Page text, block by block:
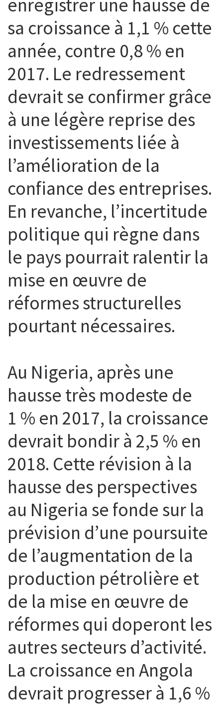
enregistrer une hausse de
sa croissance à 1,1 % cette
année, contre 0,8 % en
2017. Le redressement
devrait se confirmer grâce
à une légère reprise des
investissements liée à
l’amélioration de la
confiance des entreprises.
En revanche, l’incertitude
politique qui règne dans
le pays pourrait ralentir la
mise en œuvre de
réformes structurelles
pourtant nécessaires.
Au Nigeria, après une
hausse très modeste de
1 % en 2017, la croissance
devrait bondir à 2,5 % en
2018. Cette révision à la
hausse des perspectives
au Nigeria se fonde sur la
prévision d’une poursuite
de l’augmentation de la
production pétrolière et
de la mise en œuvre de
réformes qui doperont les
autres secteurs d’activité.
La croissance en Angola
devrait progresser à 1,6 %